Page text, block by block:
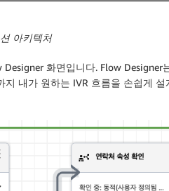
아키텍처
화면입니다. Flow Designer
내가 원하는 IVR 흐름을 손쉽게 설